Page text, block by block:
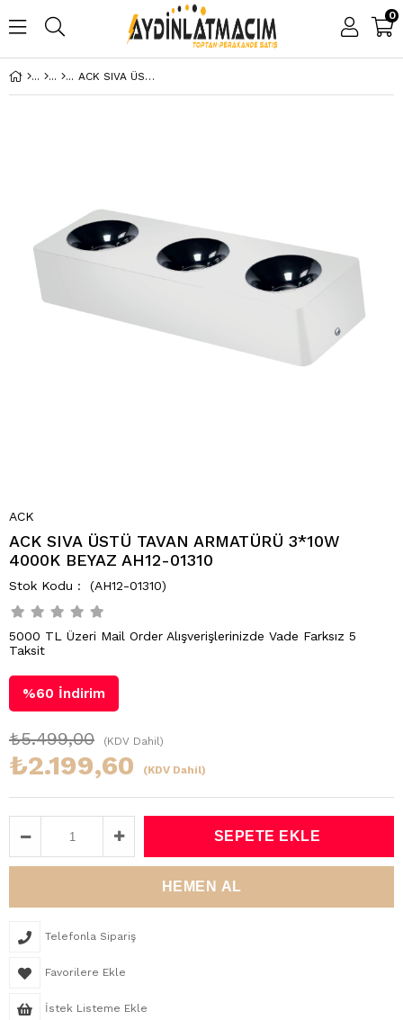
0
ACK SIVA ÜSTÜ TAVAN ARMATÜRÜ 3*10W 4000K BEYAZ AH12-01310
ACK
ACK SIVA ÜSTÜ TAVAN ARMATÜRÜ 3*10W
4000K BEYAZ AH12-01310
(AH12-01310)
5000 TL Üzeri Mail Order Alışverişlerinizde Vade Farksız 5
Taksit
%60 İndirim
₺5.499,00 (KDV Dahil)
₺2.199,60 (KDV Dahil)
Telefonla Sipariş
Favorilere Ekle
İstek Listeme Ekle